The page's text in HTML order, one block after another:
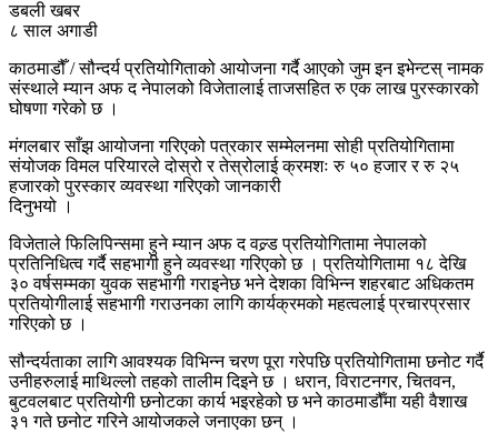
डबली खबर
८ साल अगाडी
काठमाडौँ / सौन्दर्य प्रतियोगिताको आयोजना गर्दै आएको जुम इन इभेन्टस् नामक
संस्थाले म्यान अफ द नेपालको विजेतालाई ताजसहित रु एक लाख पुरस्कारको
घोषणा गरेको छ ।
मंगलबार साँझ आयोजना गरिएको पत्रकार सम्मेलनमा सोही प्रतियोगितामा
संयोजक विमल परियारले दोस्रो र तेस्रोलाई क्रमशः रु ५० हजार र रु २५
हजारको पुरस्कार व्यवस्था गरिएको जानकारी
दिनुभयो ।
विजेताले फिलिपिन्समा हुने म्यान अफ द वल्र्ड प्रतियोगितामा नेपालको
प्रतिनिधित्व गर्दै सहभागी हुने व्यवस्था गरिएको छ । प्रतियोगितामा १८ देखि
३० वर्षसम्मका युवक सहभागी गराइनेछ भने देशका विभिन्न शहरबाट अधिकतम
प्रतियोगीलाई सहभागी गराउनका लागि कार्यक्रमको महत्वलाई प्रचारप्रसार
गरिएको छ ।
सौन्दर्यताका लागि आवश्यक विभिन्न चरण पूरा गरेपछि प्रतियोगितामा छनोट गर्दै
उनीहरुलाई माथिल्लो तहको तालीम दिइने छ । धरान, विराटनगर, चितवन,
बुटवलबाट प्रतियोगी छनोटका कार्य भइरहेको छ भने काठमाडौँमा यही वैशाख
३१ गते छनोट गरिने आयोजकले जनाएका छन् ।